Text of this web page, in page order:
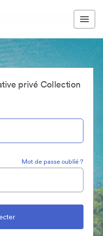
privé Collection
Mot de passe oublié ?